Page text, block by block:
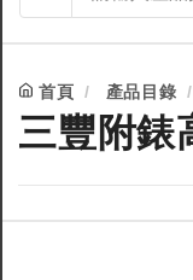
首頁 產品目錄
三豐附錶